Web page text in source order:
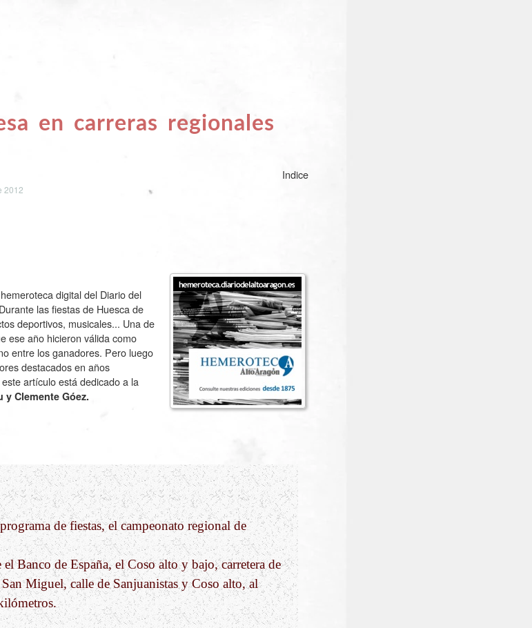
en carreras regionales
2012
Indice
digital del Diario del
las fiestas de Huesca de
deportivos, musicales... Una de
ese año hicieron válida como
entre los ganadores. Pero luego
destacados en años
artículo está dedicado a la
y Clemente Góez.
de fiestas, el campeonato regional de
Banco de España, el Coso alto y bajo, carretera de
Miguel, calle de Sanjuanistas y Coso alto, al